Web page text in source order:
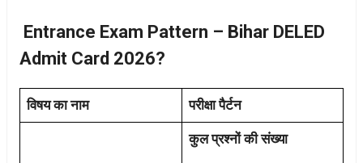
Entrance Exam Pattern – Bihar DELED
Admit Card 2026?
विषय का नाम परीक्षा पैर्टन
कुल प्रश्नों की संख्या